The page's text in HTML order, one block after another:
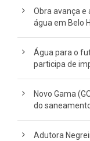
Obra avança
água em Belo
Água para o
participa de
Novo Gama
do
Adutora